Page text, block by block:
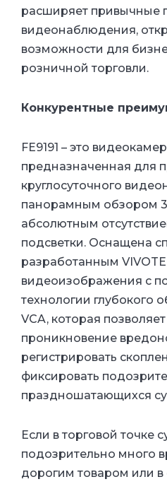
расширяет привычные
видеонаблюдения,
возможности для
розничной торговли.
Конкурентные
FE9191 – это
предназначенная для
круглосуточного
панорамным обзором
абсолютным
подсветки. Оснащена
разработанным
видеоизображения с
технологии глубокого
VCA, которая
проникновение
регистрировать
фиксировать
праздношатающихся
Если в торговой точке
подозрительно много
дорогим товаром или